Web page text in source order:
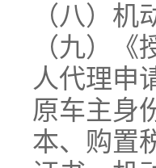
（八）
（九）
人代理申
原车主身
本、购置